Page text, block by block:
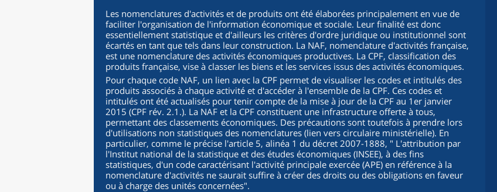
Les nomenclatures d'activités et de produits ont été élaborées principalement en vue de
faciliter l'organisation de l'information économique et sociale. Leur finalité est donc
essentiellement statistique et d'ailleurs les critères d'ordre juridique ou institutionnel sont
écartés en tant que tels dans leur construction. La NAF, nomenclature d'activités française,
est une nomenclature des activités économiques productives. La CPF, classification des
produits française, vise à classer les biens et les services issus des activités économiques.
Pour chaque code NAF, un lien avec la CPF permet de visualiser les codes et intitulés des
produits associés à chaque activité et d'accéder à l'ensemble de la CPF. Ces codes et
intitulés ont été actualisés pour tenir compte de la mise à jour de la CPF au 1er janvier
2015 (CPF rév. 2.1.). La NAF et la CPF constituent une infrastructure offerte à tous,
permettant des classements économiques. Des précautions sont toutefois à prendre lors
d'utilisations non statistiques des nomenclatures (lien vers circulaire ministérielle). En
particulier, comme le précise l'article 5, alinéa 1 du décret 2007-1888, " L'attribution par
l'Institut national de la statistique et des études économiques (INSEE), à des fins
statistiques, d'un code caractérisant l'activité principale exercée (APE) en référence à la
nomenclature d'activités ne saurait suffire à créer des droits ou des obligations en faveur
ou à charge des unités concernées".